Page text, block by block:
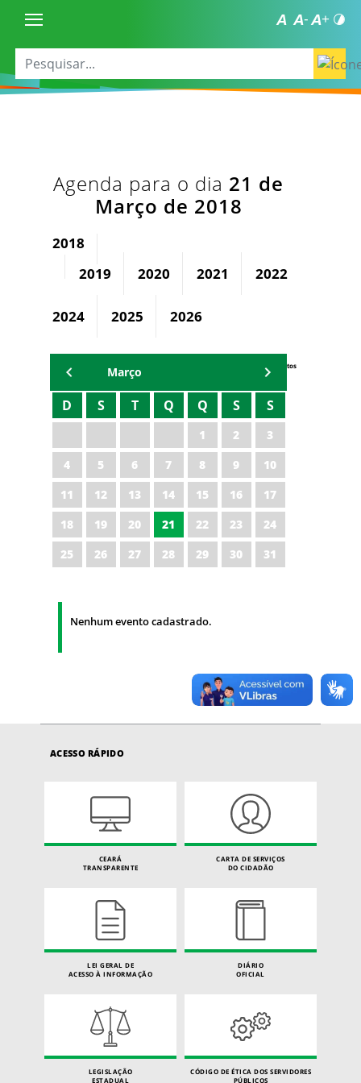
Agenda para o dia 21 de
Março de 2018
2018
2019
2020 2021 2022
2024 2025 2026
Eventos
Março
D S T Q Q S S
1 2
3
4
5 6 7 8 9
10
11
12 13 14 15 16
17
18
19 20 21 22 23
24
25
26 27 28 29 30 31
Nenhum evento cadastrado.
ACESSO RÁPIDO
CEARÁ
TRANSPARENTE
CARTA DE SERVIÇOS
DO CIDADÃO
LEI GERAL DE
ACESSO À INFORMAÇÃO
DIÁRIO
OFICIAL
LEGISLAÇÃO
ESTADUAL
CÓDIGO DE ÉTICA DOS SERVIDORES
PÚBLICOS